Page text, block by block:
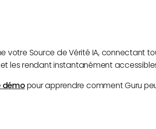
votre Source de Vérité IA, connectant
les rendant instantanément
démopour apprendre comment Guru